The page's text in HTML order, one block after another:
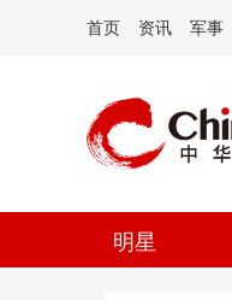
首页 资讯 军事
明星